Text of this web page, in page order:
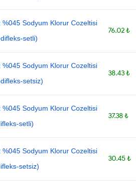
%045 Sodyum Klorur Cozeltisi
setli)
76.02 ₺
%045 Sodyum Klorur Cozeltisi
setsiz)
38.43 ₺
%045 Sodyum Klorur Cozeltisi
setli)
37.38 ₺
%045 Sodyum Klorur Cozeltisi
setsiz)
30.45 ₺